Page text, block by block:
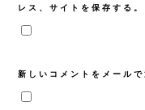
レス、サイトを保存する。
新しいコメントをメールで